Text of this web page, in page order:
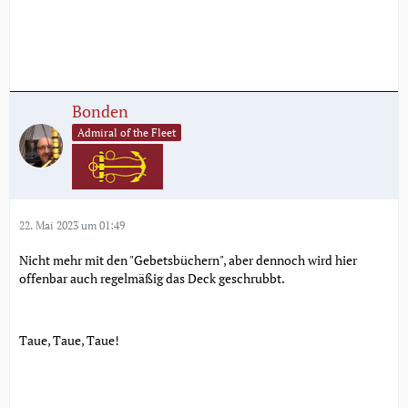
Bonden
Admiral of the Fleet
22. Mai 2023 um 01:49
Nicht mehr mit den "Gebetsbüchern", aber dennoch wird hier
offenbar auch regelmäßig das Deck geschrubbt.
Taue, Taue, Taue!